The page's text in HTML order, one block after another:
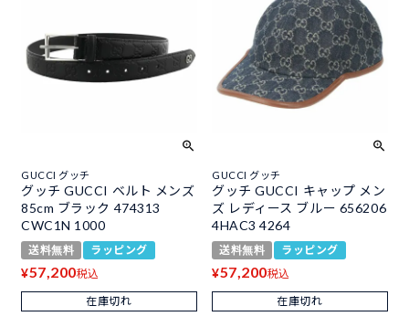
GUCCI グッチ
グッチ GUCCI ベルト メンズ
85cm ブラック 474313
CWC1N 1000
送料無料 ラッピング
¥57,200税込
在庫切れ
GUCCI グッチ
グッチ GUCCI キャップ メン
ズ レディース ブルー 656206
4HAC3 4264
送料無料 ラッピング
¥57,200税込
在庫切れ